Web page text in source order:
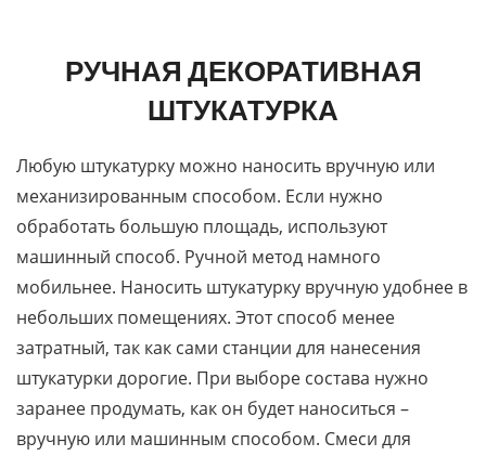
РУЧНАЯ ДЕКОРАТИВНАЯ
ШТУКАТУРКА
Любую штукатурку можно наносить вручную или
механизированным способом. Если нужно
обработать большую площадь, используют
машинный способ. Ручной метод намного
мобильнее. Наносить штукатурку вручную удобнее в
небольших помещениях. Этот способ менее
затратный, так как сами станции для нанесения
штукатурки дорогие. При выборе состава нужно
заранее продумать, как он будет наноситься –
вручную или машинным способом. Смеси для